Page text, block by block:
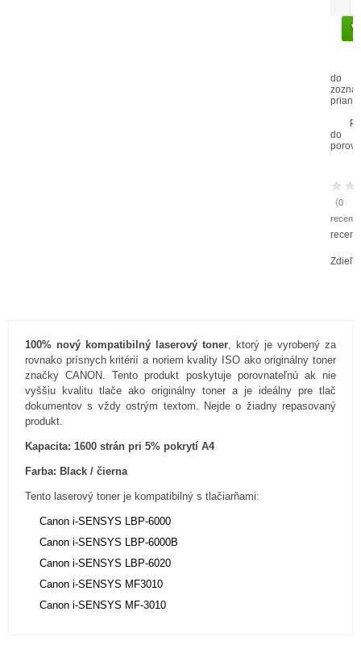
do
prianí
do
(0
100% nový kompatibilný laserový toner, ktorý je vyrobený za
rovnako prísnych kritérií a noriem kvality ISO ako originálny toner
značky CANON. Tento produkt poskytuje porovnateľnú ak nie
vyššiu kvalitu tlače ako originálny toner a je ideálny pre tlač
dokumentov s vždy ostrým textom. Nejde o žiadny repasovaný
produkt.
Kapacita: 1600 strán pri 5% pokrytí A4
Farba: Black / čierna
Tento laserový toner je kompatibilný s tlačiarňami:
Canon i-SENSYS LBP-6000
Canon i-SENSYS LBP-6000B
Canon i-SENSYS LBP-6020
Canon i-SENSYS MF3010
Canon i-SENSYS MF-3010